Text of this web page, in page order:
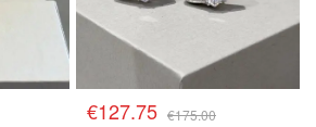
€127.75 €175.00